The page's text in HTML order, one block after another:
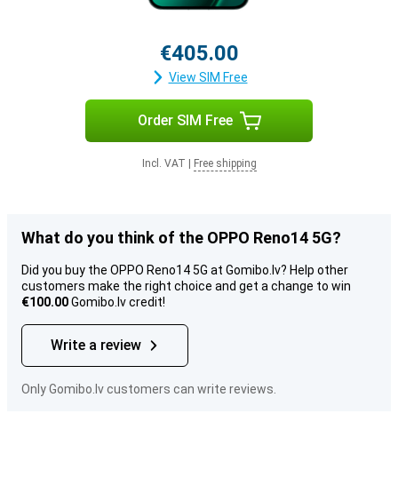
€405.00
View SIM Free
Order SIM Free
Incl. VAT Free shipping
What do you think of the OPPO Reno14 5G?
Did you buy the OPPO Reno14 5G at Gomibo.lv? Help other
customers make the right choice and get a change to win
€100.00Gomibo.lv credit!
Write a review
Only Gomibo.lv customers can write reviews.